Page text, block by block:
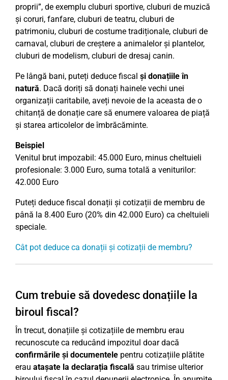
proprii”, de exemplu cluburi sportive, cluburi de muzică
și coruri, fanfare, cluburi de teatru, cluburi de
patrimoniu, cluburi de costume tradiționale, cluburi de
carnaval, cluburi de creștere a animalelor și plantelor,
cluburi de modelism, cluburi de dresaj canin.
Pe lângă bani, puteți deduce fiscal și donațiile în
natură. Dacă doriți să donați hainele vechi unei
organizații caritabile, aveți nevoie de la aceasta de o
chitanță de donație care să enumere valoarea de piață
și starea articolelor de îmbrăcăminte.
Beispiel
Venitul brut impozabil: 45.000 Euro, minus cheltuieli
profesionale: 3.000 Euro, suma totală a veniturilor:
42.000 Euro
Puteți deduce fiscal donații și cotizații de membru de
până la 8.400 Euro (20% din 42.000 Euro) ca cheltuieli
speciale.
Cât pot deduce ca donații și cotizații de membru?
Cum trebuie să dovedesc donațiile la
biroul fiscal?
În trecut, donațiile și cotizațiile de membru erau
recunoscute ca reducând impozitul doar dacă
confirmările și documentele pentru cotizațiile plătite
erau atașate la declarația fiscală sau trimise ulterior